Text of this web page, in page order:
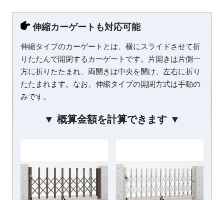
伸縮カーゲートも対応可能
伸縮タイプのカーゲートとは、横にスライドさせて折
りたたんで開閉するカーゲートです。片開きは片側一
方に折りたたまれ、両開きは中央を開け、左右に折り
たたまれます。なお、伸縮タイプの開閉方式は手動の
みです。
▼ 概算金額を計算できます ▼